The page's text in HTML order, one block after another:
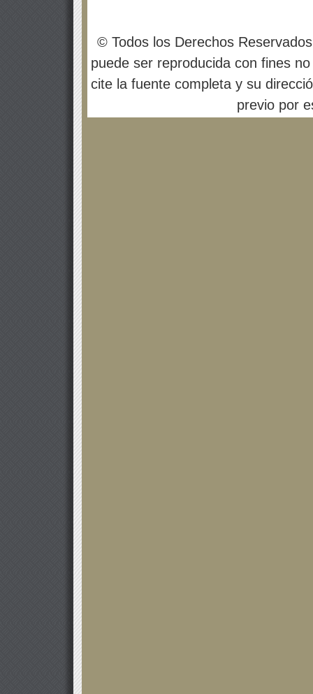
© Todos los Derechos
puede ser reproducida con fines
cite la fuente completa y su
previo por